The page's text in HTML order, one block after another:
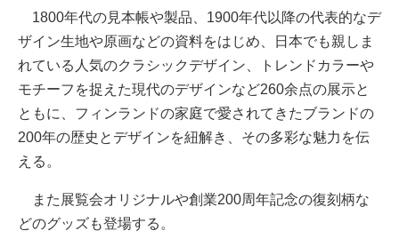
1800年代の見本帳や製品、1900年代以降の代表的なデ
ザイン生地や原画などの資料をはじめ、日本でも親しま
れている人気のクラシックデザイン、トレンドカラーや
モチーフを捉えた現代のデザインなど260余点の展示と
ともに、フィンランドの家庭で愛されてきたブランドの
200年の歴史とデザインを紐解き、その多彩な魅力を伝
える。
また展覧会オリジナルや創業200周年記念の復刻柄な
どのグッズも登場する。